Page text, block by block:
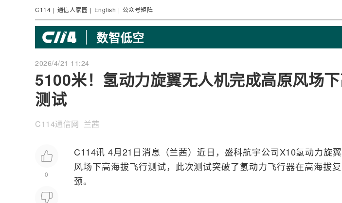
C114 | 通信人家园 | English | 公众号矩阵
数智低空
2026/4/21 11:24
5100米！氢动力旋翼无人机完成高原风场
测试
C114通信网 兰茜
0
C114讯 4月21日消息（兰茜）近日，盛科航宇公司X10氢动力旋
风场下高海拔飞行测试，此次测试突破了氢动力飞行器在高海拔
颈。